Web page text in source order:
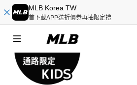
MLB Korea TW
首下載APP送折價券再抽限定禮